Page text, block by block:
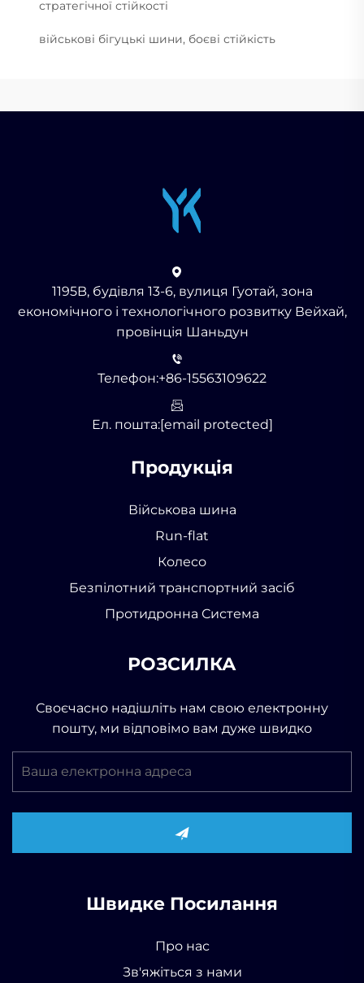
стратегічної стійкості
військові бігуцькі шини, боєві стійкість
1195B, будівля 13-6, вулиця Гуотай, зона
економічного і технологічного розвитку Вейхай,
провінція Шаньдун
Телефон:+86-15563109622
Ел. пошта:[email protected]
Продукція
Військова шина
Run-flat
Колесо
Безпілотний транспортний засіб
Протидронна Система
РОЗСИЛКА
Своєчасно надішліть нам свою електронну
пошту, ми відповімо вам дуже швидко
Швидке Посилання
Про нас
Зв'яжіться з нами